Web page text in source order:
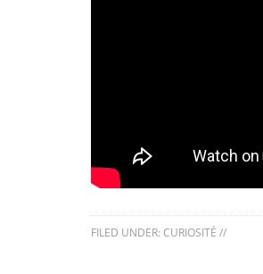
FILED UNDER: CURIOSITÉ //